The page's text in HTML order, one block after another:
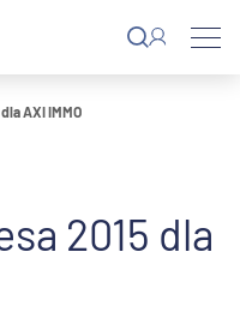
AXI IMMO
2015 dla